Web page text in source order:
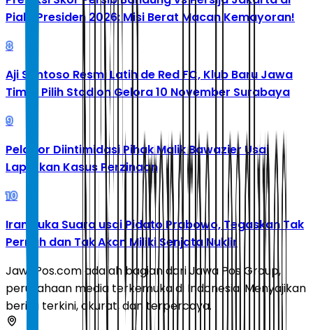
Piala Presiden 2026: Misi Berat Macan Kemayoran!
8
Aji Santoso Resmi Latih de Red FC, Klub Baru Jawa
Timur Pilih Stadion Gelora 10 November Surabaya
9
Pelapor Diintimidasi Pihak Malik Bawazier Usai
Laporkan Kasus Perzinaan
10
Iran Buka Suara usai Pidato Prabowo, Tegaskan Tak
Pernah dan Tak Akan Miliki Senjata Nuklir
JawaPos.com adalah bagian dari Jawa Pos Group,
perusahaan media terkemuka di Indonesia. Menyajikan
berita terkini, akurat, dan terpercaya.